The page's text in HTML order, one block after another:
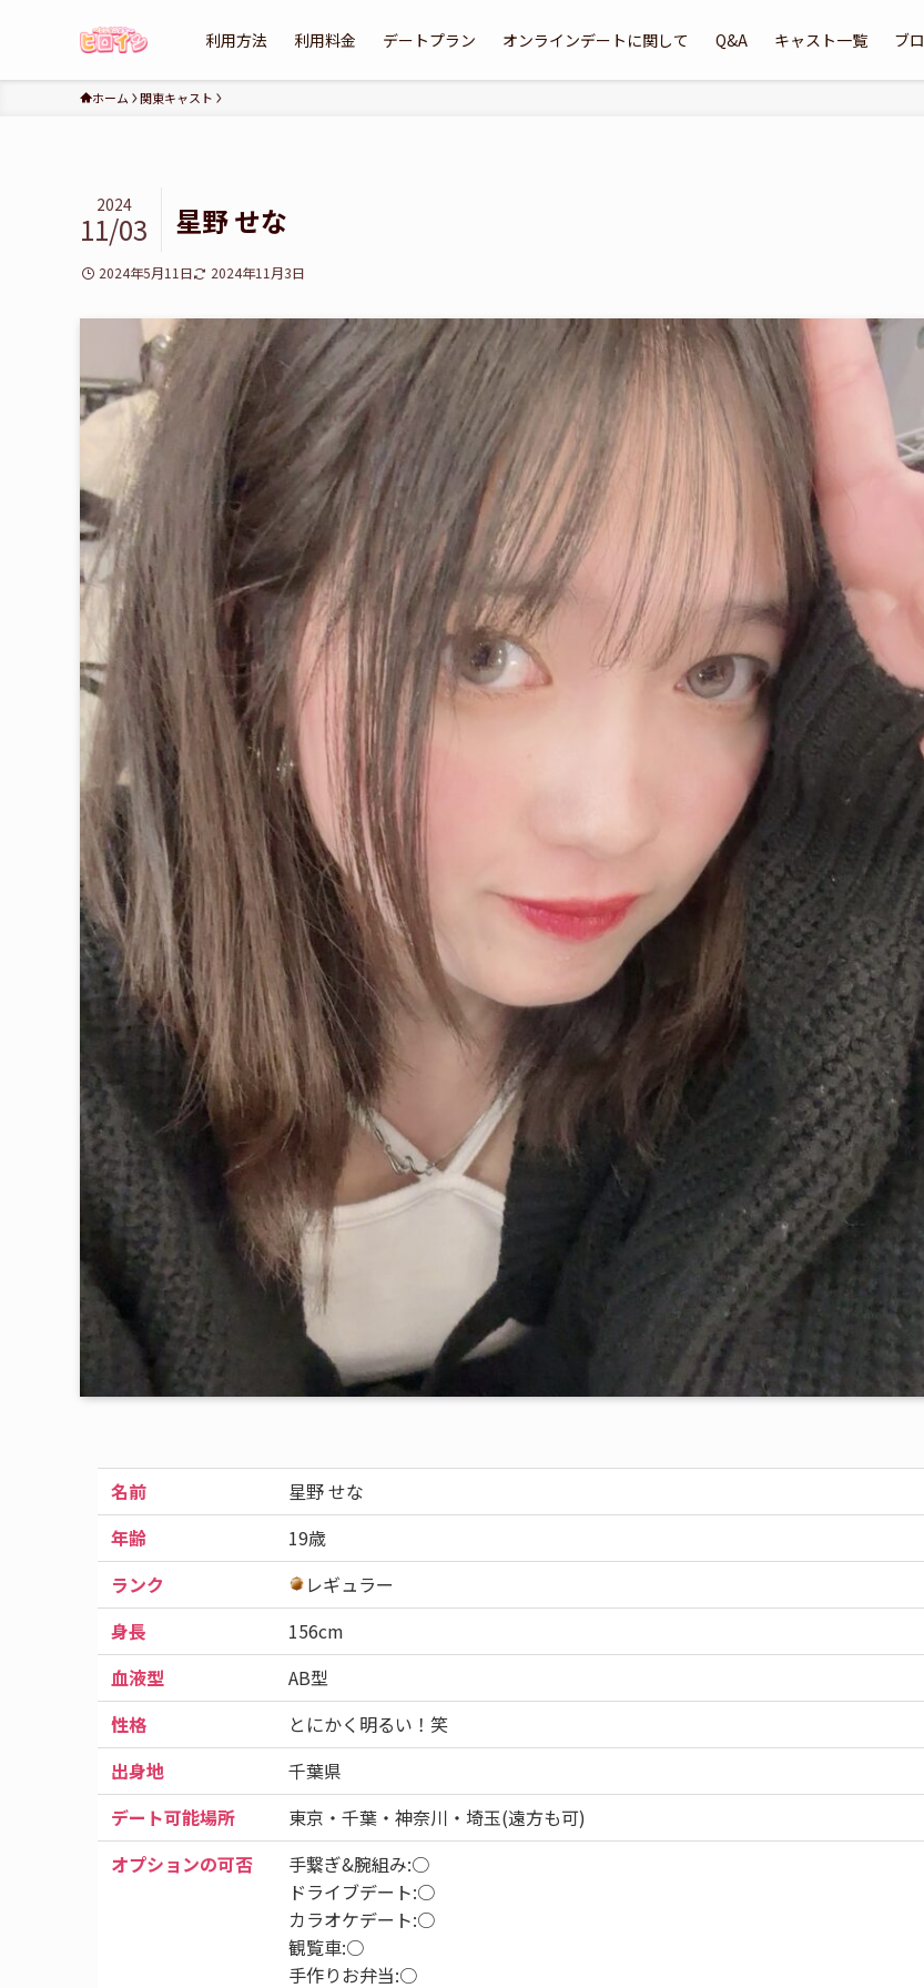
利用方法 利用料金 デートプラン オンラインデートに関して Q&A キャスト一覧 ブ
ホーム 関東キャスト
星野 せな
2024
11/03
2024年5月11日 2024年11月3日
名前
星野 せな
年齢
19歳
ランク
レギュラー
身長
156cm
血液型
AB型
性格
とにかく明るい！笑
出身地
千葉県
デート可能場所
東京・千葉・神奈川・埼玉(遠方も可)
オプションの可否
手繋ぎ&腕組み:○
ドライブデート:○
カラオケデート:○
観覧車:○
手作りお弁当:○